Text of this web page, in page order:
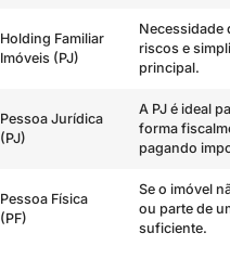
Holding Familiar
Imóveis (PJ)
Necessidade
riscos e
principal.
Pessoa Jurídica
(PJ)
A PJ é ideal
forma
pagando
Pessoa Física
(PF)
Se o imóvel
ou parte de
suficiente.